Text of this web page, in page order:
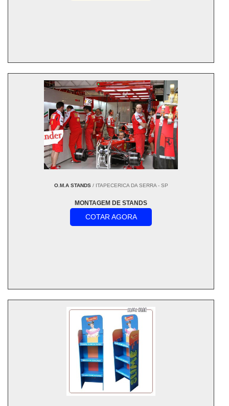
O.M.A STANDS/ ITAPECERICA DA SERRA - SP
MONTAGEM DE STANDS
COTAR AGORA